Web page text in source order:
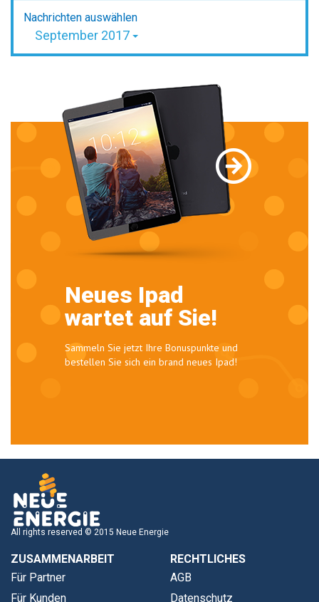
Nachrichten auswählen
September 2017
Neues Ipad
wartet auf Sie!
Sammeln Sie jetzt Ihre Bonuspunkte und
bestellen Sie sich ein brand neues Ipad!
All rights reserved © 2015 Neue Energie
ZUSAMMENARBEIT
Für Partner
Für Kunden
RECHTLICHES
AGB
Datenschutz